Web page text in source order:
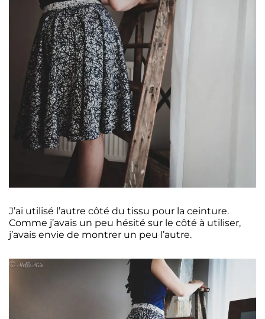
J’ai utilisé l’autre côté du tissu pour la ceinture.
Comme j’avais un peu hésité sur le côté à utiliser,
j’avais envie de montrer un peu l’autre.